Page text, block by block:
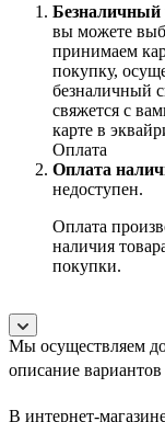
Безналичный
вы можете
принимаем
покупку,
безналичный
свяжется с
карте в
Оплата
Оплата
недоступен.
Оплата
наличия
покупки.
Мы осуществляем
описание вариантов
В интернет-